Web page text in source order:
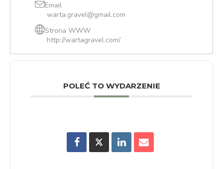
Email
warta.gravel@gmail.com
Strona WWW
http://wartagravel.com/
POLEĆ TO WYDARZENIE